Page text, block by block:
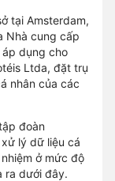
tại Amsterdam,
Nhà cung cấp
áp dụng cho
Ltda, đặt trụ
nhân của các
đoàn
lý dữ liệu cá
ở mức độ
ra dưới đây.